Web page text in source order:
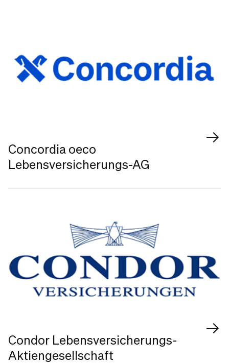
Concordia oeco
Lebensversicherungs-AG
Condor Lebensversicherungs-
Aktiengesellschaft